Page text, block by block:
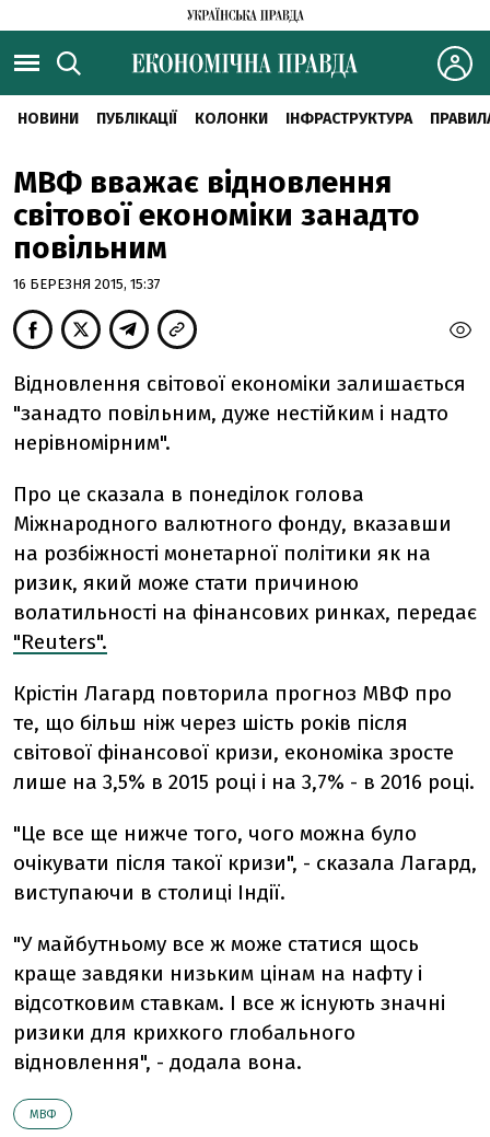
НОВИНИ ПУБЛІКАЦІЇ КОЛОНКИ ІНФРАСТРУКТУРА
МВФ вважає відновлення
світової економіки занадто
повільним
16 БЕРЕЗНЯ 2015, 15:37
Відновлення світової економіки залишається
"занадто повільним, дуже нестійким і надто
нерівномірним".
Про це сказала в понеділок голова
Міжнародного валютного фонду, вказавши
на розбіжності монетарної політики як на
ризик, який може стати причиною
волатильності на фінансових ринках, передає
"Reuters".
Крістін Лагард повторила прогноз МВФ про
те, що більш ніж через шість років після
світової фінансової кризи, економіка зросте
лише на 3,5% в 2015 році і на 3,7% - в 2016 році.
"Це все ще нижче того, чого можна було
очікувати після такої кризи", - сказала Лагард,
виступаючи в столиці Індії.
"У майбутньому все ж може статися щось
краще завдяки низьким цінам на нафту і
відсотковим ставкам. І все ж існують значні
ризики для крихкого глобального
відновлення", - додала вона.
МВФ